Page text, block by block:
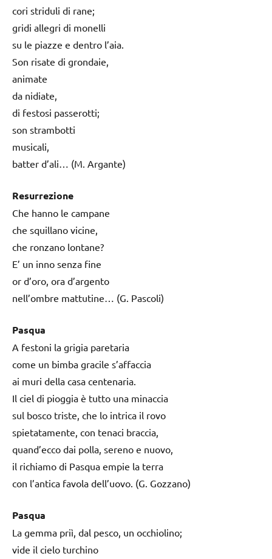
cori striduli di rane;
gridi allegri di monelli
su le piazze e dentro l’aia.
Son risate di grondaie,
animate
da nidiate,
di festosi passerotti;
son strambotti
musicali,
batter d’ali… (M. Argante)
Resurrezione
Che hanno le campane
che squillano vicine,
che ronzano lontane?
E’ un inno senza fine
or d’oro, ora d’argento
nell’ombre mattutine… (G. Pascoli)
Pasqua
A festoni la grigia paretaria
come un bimba gracile s’affaccia
ai muri della casa centenaria.
Il ciel di pioggia è tutto una minaccia
sul bosco triste, che lo intrica il rovo
spietatamente, con tenaci braccia,
quand’ecco dai polla, sereno e nuovo,
il richiamo di Pasqua empie la terra
con l’antica favola dell’uovo. (G. Gozzano)
Pasqua
La gemma priì, dal pesco, un occhiolino;
vide il cielo turchino